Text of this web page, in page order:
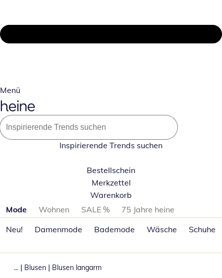
Menü
Inspirierende Trends suchen
Bestellschein
Merkzettel
Warenkorb
Produktkategorien überspringen
Mode Wohnen SALE %
75 Jahre heine
Neu!
Damenmode Bademode Wäsche Schuhe
... | Blusen | Blusen langarm